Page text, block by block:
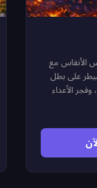
الأنفاس مع
على بطل
الأعداء
لزيادة
الصعبة. لعبة
تتطلب تحميلاً،
الحقيقي!